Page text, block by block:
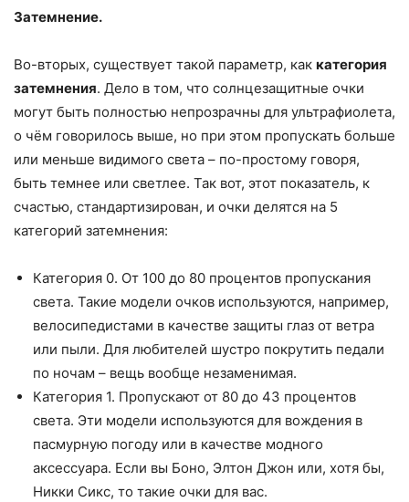
Затемнение.
Во-вторых, существует такой параметр, как категория
затемнения. Дело в том, что солнцезащитные очки
могут быть полностью непрозрачны для ультрафиолета,
о чём говорилось выше, но при этом пропускать больше
или меньше видимого света – по-простому говоря,
быть темнее или светлее. Так вот, этот показатель, к
счастью, стандартизирован, и очки делятся на 5
категорий затемнения:
Категория 0. От 100 до 80 процентов пропускания
света. Такие модели очков используются, например,
велосипедистами в качестве защиты глаз от ветра
или пыли. Для любителей шустро покрутить педали
по ночам – вещь вообще незаменимая.
Категория 1. Пропускают от 80 до 43 процентов
света. Эти модели используются для вождения в
пасмурную погоду или в качестве модного
аксессуара. Если вы Боно, Элтон Джон или, хотя бы,
Никки Сикс, то такие очки для вас.